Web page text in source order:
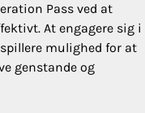
Pass ved at
At engagere sig i
mulighed for at
genstande og